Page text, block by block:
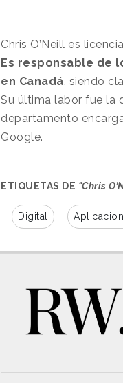
Chris O’Neill es
Es responsable de
en Canadá , siendo
Su última labor fue la
departamento
Google.
ETIQUETAS DE "Chris
Digital